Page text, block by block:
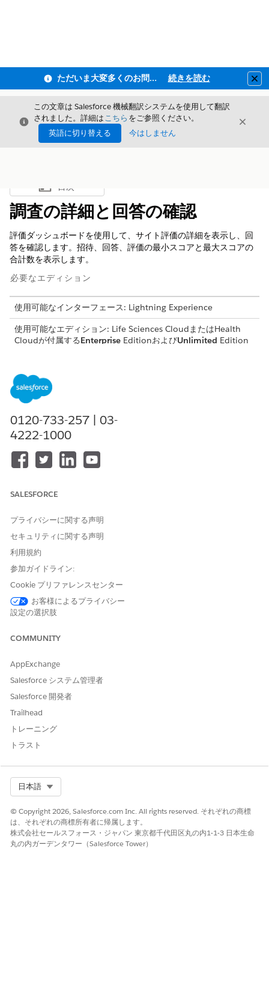
ただいま大変多くのお問い合わせをいただいており、ご連絡までにお時間を頂戴しております 続きを読む
閉じる
この文章は Salesforce 機械翻訳システムを使用して翻訳
されました。詳細はこちら をご参照ください。
英語に切り替える
今はしません
閉じる
目次を表示
目次
調査の詳細と回答の確認
評価ダッシュボードを使用して、サイト評価の詳細を表示し、回
答を確認します。招待、回答、評価の最小スコアと最大スコアの
合計数を表示します。
必要なエディション
使用可能なインターフェース: Lightning Experience
使用可能なエディション: Life Sciences CloudまたはHealth
Cloudが付属するEnterprise EditionおよびUnlimited Edition
評価の詳細と回答を確認する
質問に設定したスコアに基づいて調査の回答を包括的に把握する
ュボードから、特定のサイトまたは調査担当者からの調査回答の
スコアと最大スコアに基づいてヒストグラムのサイトを絞り込み
ます。
します。
評価が完了した調査を選択します。
[評価アンケート] タブで、評価を選択し、[
ックします。
調査の回答スコアに基づいてサイトを絞り込むには、[高度な
力します。
[See Assessment Response
します。
0120-733-257 | 03-
4222-1000
SALESFORCE
プライバシーに関する声明
セキュリティに関する声明
利用規約
参加ガイドライン:
Cookie プリファレンスセンター
お客様によるプライバシー
設定の選択肢
COMMUNITY
AppExchange
Salesforce システム管理者
Salesforce 開発者
Trailhead
トレーニング
トラスト
日本語
© Copyright 2026, Salesforce.com Inc. All rights reserved. それぞれの商標
は、それぞれの商標所有者に帰属します。
株式会社セールスフォース・ジャパン 東京都千代田区丸の内1-1-3 日本生命
丸の内ガーデンタワー（Salesforce Tower）